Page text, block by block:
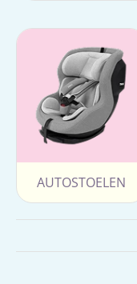
AUTOSTOELEN